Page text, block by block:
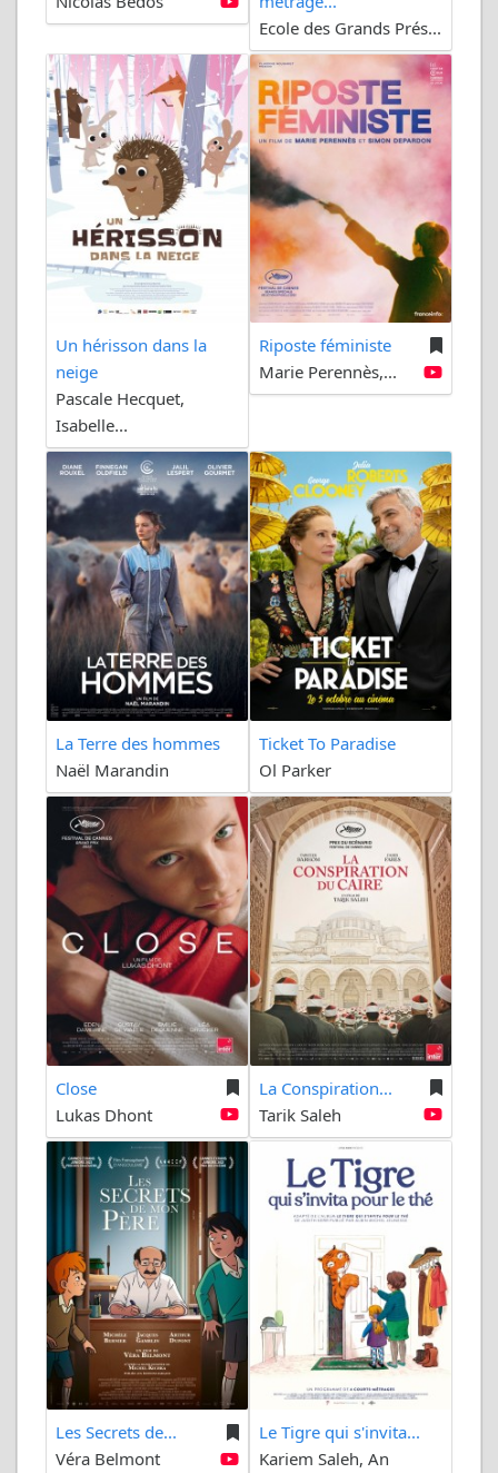
Ecole des Grands Prés...
Un hérisson dans la
neige
Pascale Hecquet,
Isabelle...
Riposte féministe
Marie Perennès,...
La Terre des hommes
Naël Marandin
Ticket To Paradise
Ol Parker
Close
Lukas Dhont
La Conspiration...
Tarik Saleh
Les Secrets de...
Véra Belmont
Le Tigre qui s'invita...
Kariem Saleh, An